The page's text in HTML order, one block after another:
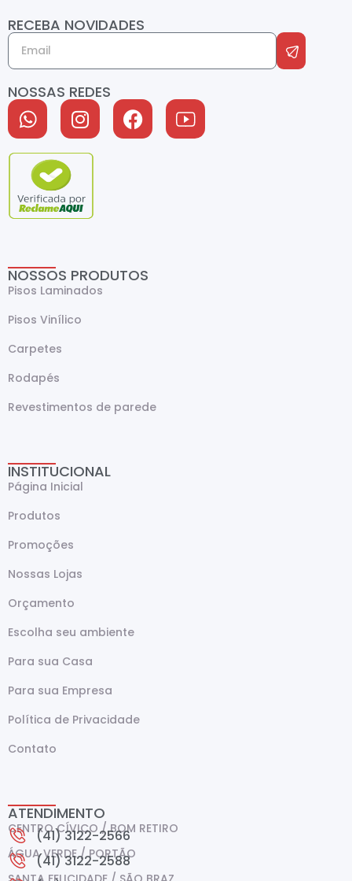
RECEBA NOVIDADES
NOSSAS REDES
NOSSOS PRODUTOS
Pisos Laminados
Pisos Vinílico
Carpetes
Rodapés
Revestimentos de parede
INSTITUCIONAL
Página Inicial
Produtos
Promoções
Nossas Lojas
Orçamento
Escolha seu ambiente
Para sua Casa
Para sua Empresa
Política de Privacidade
Contato
ATENDIMENTO
CENTRO CÍVICO / BOM RETIRO
(41) 3122-2566
ÁGUA VERDE / PORTÃO
(41) 3122-2588